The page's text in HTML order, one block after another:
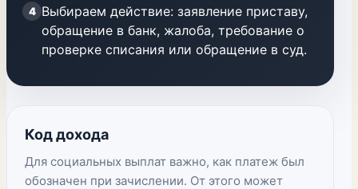
4 Выбираем действие: заявление приставу,
обращение в банк, жалоба, требование о
проверке списания или обращение в суд.
Код дохода
Для социальных выплат важно, как платеж был
обозначен при зачислении. От этого может